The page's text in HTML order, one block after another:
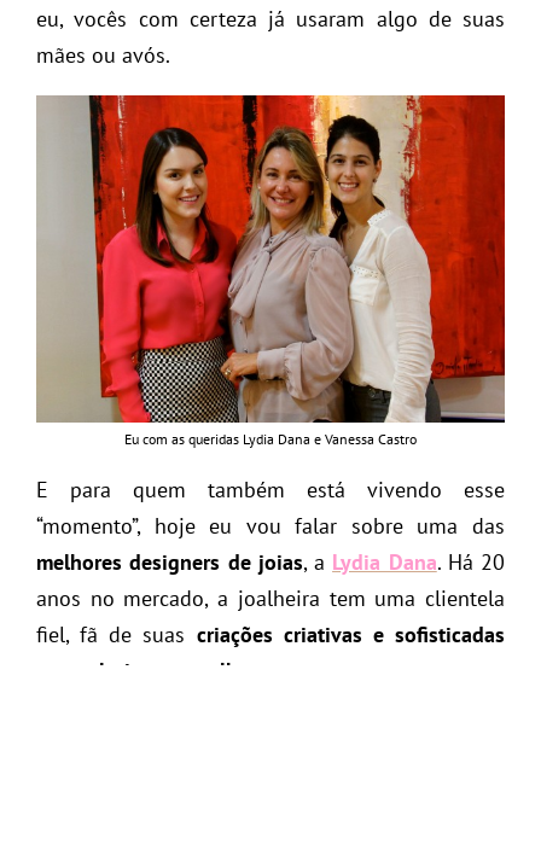
eu, vocês com certeza já usaram algo de suas
mães ou avós.
Eu com as queridas Lydia Dana e Vanessa Castro
E para quem também está vivendo esse
“momento”, hoje eu vou falar sobre uma das
melhores designers de joias, a Lydia Dana. Há 20
anos no mercado, a joalheira tem uma clientela
fiel, fã de suas criações criativas e sofisticadas
que valorizam a mulher